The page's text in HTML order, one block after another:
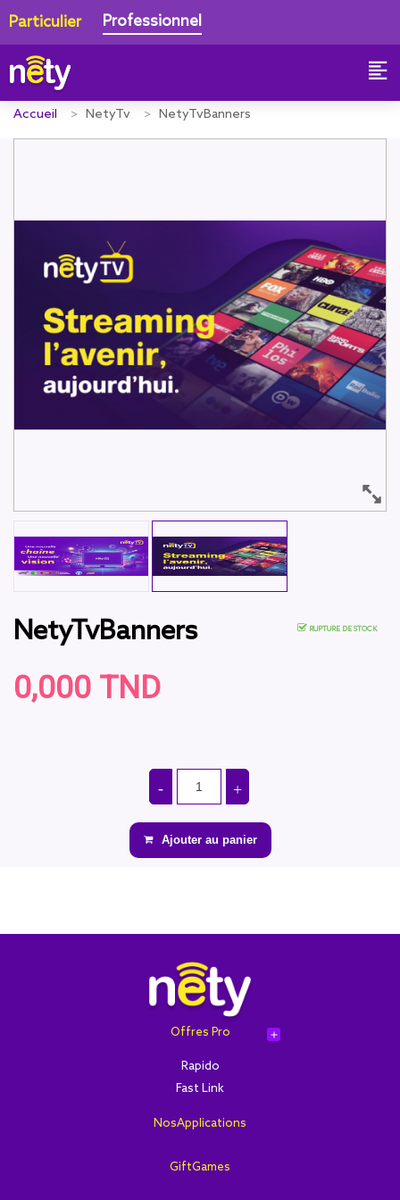
Particulier Professionnel
Accueil NetyTv NetyTvBanners
NetyTvBanners
0,000 TND
RUPTURE DE STOCK
Ajouter au panier
Offres Pro add
Rapido
Fast Link
NosApplications
GiftGames